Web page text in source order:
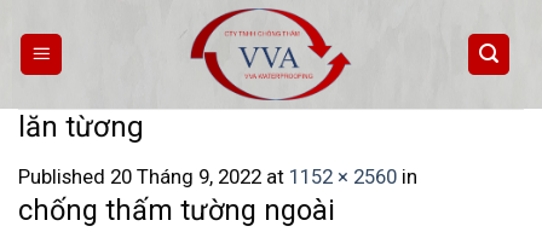
content
lăn từơng
Published 20 Tháng 9, 2022 at 1152 × 2560 in
chống thấm tường ngoài